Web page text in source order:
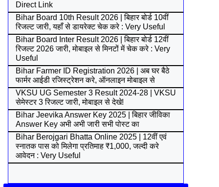
Direct Link
Bihar Board 10th Result 2026 | बिहार बोर्ड 10वीं
रिजल्ट जारी, यहाँ से डायरेक्ट चेक करे : Very Useful
Bihar Board Inter Result 2026 | बिहार बोर्ड 12वीं
रिजल्ट 2026 जारी, मोबाइल से मिनटों में चेक करे : Very
Useful
Bihar Farmer ID Registration 2026 | अब घर बैठे
फार्मर आईडी रजिस्ट्रेशन करे, ऑनलाइन मोबाइल से
VKSU UG Semester 3 Result 2024-28 | VKSU
सेमेस्टर 3 रिजल्ट जारी, मोबाइल से देखे!
Bihar Jeevika Answer Key 2025 | बिहार जीविका
Answer Key अभी अभी जारी सभी पोस्ट का
Bihar Berojgari Bhatta Online 2025 | 12वीं एवं
स्नातक पास को मिलेगा प्रतिमाह ₹1,000, जल्दी करे
आवेदन : Very Useful